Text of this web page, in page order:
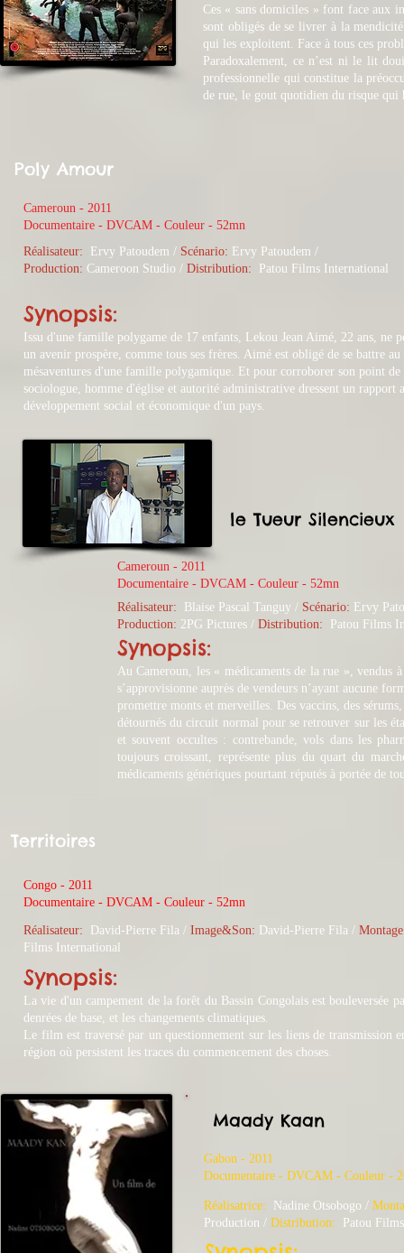
Ces « sans domiciles » font face aux
sont obligés de se livrer à la
qui les exploitent. Face à tous ces
Paradoxalement, ce n’est ni le lit
professionnelle qui constitue la
de rue, le gout quotidien du risque qui
Poly Amour
Synopsis:
​Issu d'une famille polygame de 17 enfants, Lekou Jean Aimé, 22 ans, ne
un avenir prospère, comme tous ses frères. Aimé est obligé de se battre au
mésaventures d'une famille polygamique. Et pour corroborer son point
sociologue, homme d'église et autorité administrative dressent un
développement social et économique d'un pays.
Réalisateur: Ervy Patoudem / Scénario: Ervy Patoudem / ​
Production: Cameroon Studio / Distribution: Patou Films International
Cameroun - 2011
​Documentaire - DVCAM - Couleur - 52mn
le Tueur Silencieux
Cameroun - 2011
​Documentaire - DVCAM - Couleur - 52mn
Réalisateur:
Blaise Pascal Tanguy / Scénario: Ervy
Production: 2PG Pictures / Distribution: Patou Films
Synopsis:
Au Cameroun, les « médicaments de la rue »,
s’approvisionne auprès de vendeurs n’ayant aucune
promettre monts et merveilles. Des vaccins, des
détournés du circuit normal pour se retrouver sur les
et souvent occultes : contrebande, vols dans les
toujours croissant, représente plus du quart du
médicaments génériques pourtant réputés à portée de
Synopsis:
La vie d'un campement de la forêt du Bassin Congolais est
denrées de base, et les changements climatiques.
Le film est traversé par un questionnement sur les liens de
région où persistent les traces du commencement des choses.
Réalisateur: David-Pierre Fila / Image&Son: David-Pierre Fila /
Films International
Congo - 2011
​Documentaire - DVCAM - Couleur - 52mn
Territoires
Maady Kaan
Gabon - 2011
​Documentaire - DVCAM - Couleur -
Réalisatrice: Nadine Otsobogo /
Production / Distribution: Patou